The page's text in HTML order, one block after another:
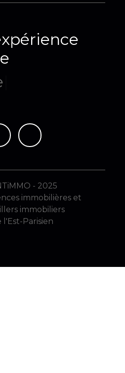
- 2025
immobilières et
immobiliers
l'Est-Parisien